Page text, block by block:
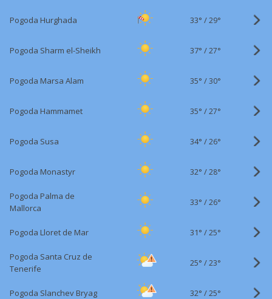
Pogoda Hurghada 33° /29°
Pogoda Sharm el-Sheikh 37° /27°
Pogoda Marsa Alam 35° /30°
Pogoda Hammamet 35° /27°
Pogoda Susa 34° /26°
Pogoda Monastyr 32° /28°
Pogoda Palma de
Mallorca
33° /26°
Pogoda Lloret de Mar 31° /25°
Pogoda Santa Cruz de
Tenerife
25° /23°
Pogoda Slanchev Bryag 32° /25°